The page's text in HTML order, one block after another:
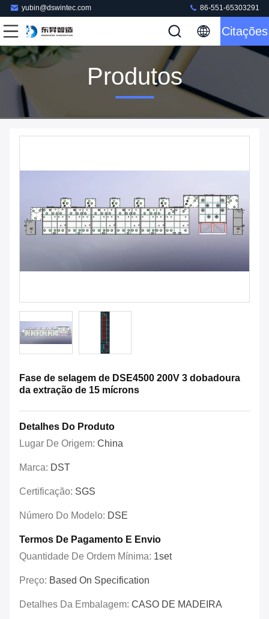
yubin@dswintec.com 86-551-65303291
Citações
Produtos
Fase de selagem de DSE4500 200V 3 dobadoura
da extração de 15 mícrons
Detalhes Do Produto
Lugar De Origem: China
Marca: DST
Certificação: SGS
Número Do Modelo: DSE
Termos De Pagamento E Envio
Quantidade De Ordem Mínima: 1set
Preço: Based On Specification
Detalhes Da Embalagem: CASO DE MADEIRA